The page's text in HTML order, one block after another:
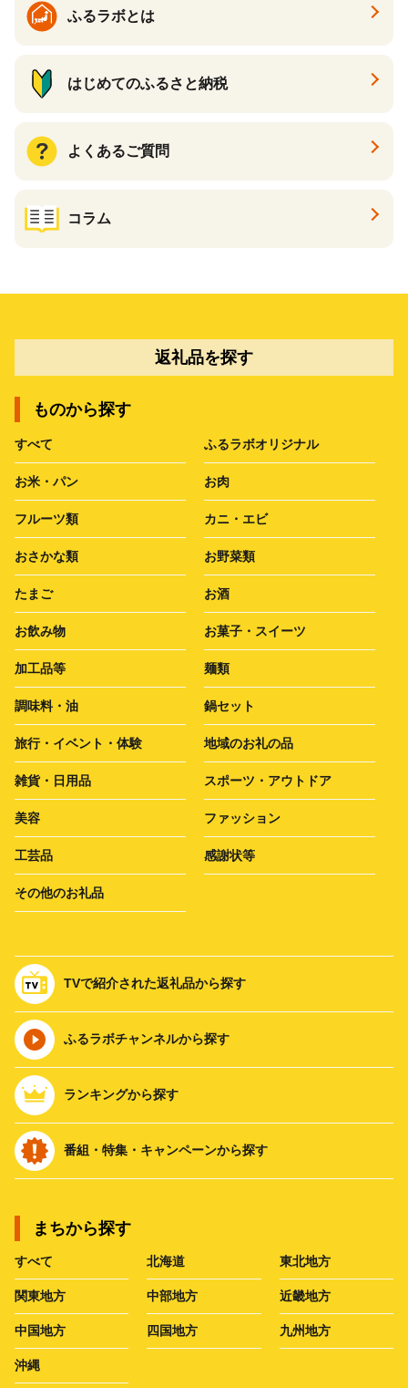
ふるラボとは
はじめてのふるさと納税
よくあるご質問
コラム
返礼品を探す
ものから探す
すべて ふるラボオリジナル
お米・パン お肉
フルーツ類 カニ・エビ
おさかな類 お野菜類
たまご お酒
お飲み物 お菓子・スイーツ
加工品等 麺類
調味料・油 鍋セット
旅行・イベント・体験 地域のお礼の品
雑貨・日用品 スポーツ・アウトドア
美容 ファッション
工芸品 感謝状等
その他のお礼品
TVで紹介された返礼品から探す
ふるラボチャンネルから探す
ランキングから探す
番組・特集・キャンペーンから探す
まちから探す
すべて 北海道 東北地方
関東地方 中部地方 近畿地方
中国地方 四国地方 九州地方
沖縄